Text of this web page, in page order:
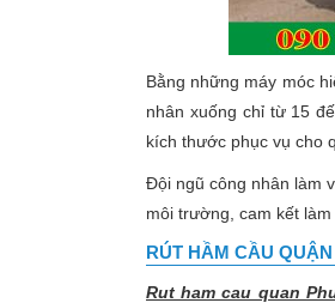
Bằng những máy móc
nhân xuống chỉ từ 15
kích thước phục vụ cho
Đội ngũ công nhân làm
môi trường, cam kết
RÚT HẦM CẦU
Rut ham cau quan